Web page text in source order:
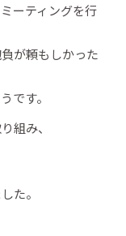
ーティングを行
が頼もしかった
です。
組み、
た。